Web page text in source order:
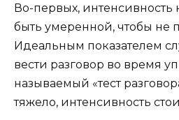
Во-первых, интенсивность
быть умеренной, чтобы не
Идеальным показателем
вести разговор во время
называемый «тест
тяжело, интенсивность